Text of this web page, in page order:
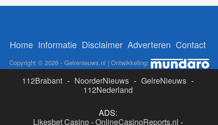
Home Informatie Disclaimer Adverteren Contact
Copyright © 2026 - Gelrenieuws.nl | Ontwikkeling:
112Brabant - NoorderNieuws - GelreNieuws -
112Nederland
ADS:
Likesbet Casino -OnlineCasinoReports.nl -